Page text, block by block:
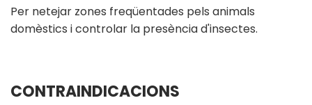
Per netejar zones freqüentades pels animals
domèstics i controlar la presència d'insectes.
CONTRAINDICACIONS